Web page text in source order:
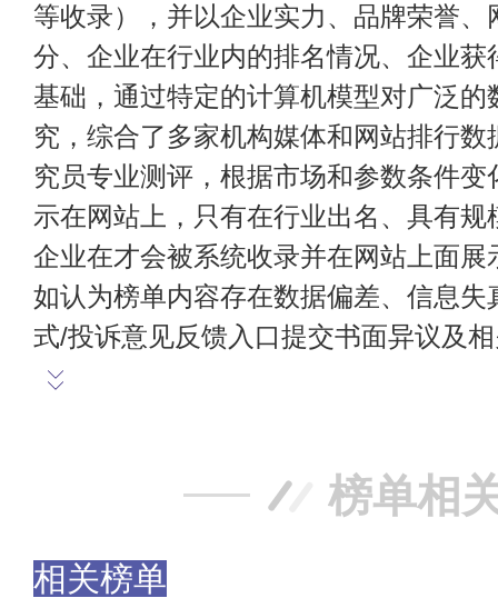
等收录），并以企业实力、品牌荣誉
分、企业在行业内的排名情况、企业
基础，通过特定的计算机模型对广泛
究，综合了多家机构媒体和网站排行
究员专业测评，根据市场和参数条件
示在网站上，只有在行业出名、具有
企业在才会被系统收录并在网站上面
如认为榜单内容存在数据偏差、信息
式/投诉意见反馈入口提交书面异议及
榜单相
相关榜单